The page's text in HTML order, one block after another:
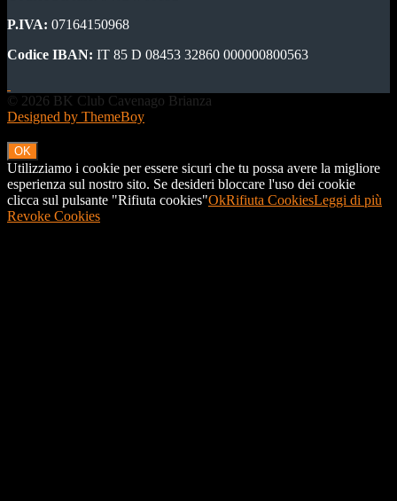
P.IVA: 07164150968
Codice IBAN: IT 85 D 08453 32860 000000800563
© 2026 BK Club Cavenago Brianza
Designed by ThemeBoy
OK
Utilizziamo i cookie per essere sicuri che tu possa avere la migliore
esperienza sul nostro sito. Se desideri bloccare l'uso dei cookie
clicca sul pulsante "Rifiuta cookies"OkRifiuta CookiesLeggi di più
Revoke Cookies